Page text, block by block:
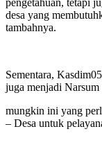
desa yang
tambahnya.
Sementara,
juga menjadi Narsum
mungkin ini yang
– Desa untuk